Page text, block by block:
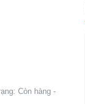
Còn hàng -